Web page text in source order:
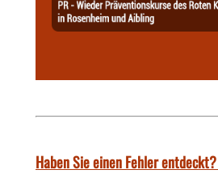
Haben Sie einen Fehler